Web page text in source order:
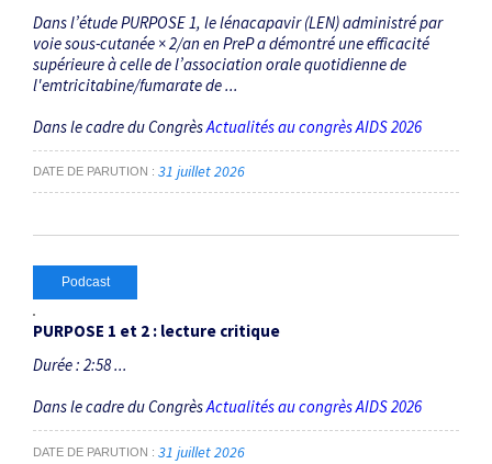
Dans l’étude PURPOSE 1, le lénacapavir (LEN) administré par
voie sous-cutanée × 2/an en PreP a démontré une efficacité
supérieure à celle de l’association orale quotidienne de
l'emtricitabine/fumarate de ...
Dans le cadre du CongrèsActualités au congrès AIDS 2026
DATE DE PARUTION 31 juillet 2026
Podcast
PURPOSE 1 et 2 : lecture critique
Durée : 2:58 ...
Dans le cadre du CongrèsActualités au congrès AIDS 2026
DATE DE PARUTION 31 juillet 2026